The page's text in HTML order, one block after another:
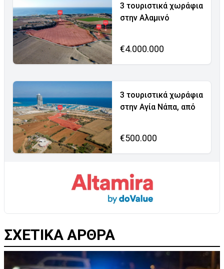
3 τουριστικά χωράφια
στην Αλαμινό
€4.000.000
3 τουριστικά χωράφια
στην Αγία Νάπα, από
€500.000
ΣΧΕΤΙΚΑ ΑΡΘΡΑ